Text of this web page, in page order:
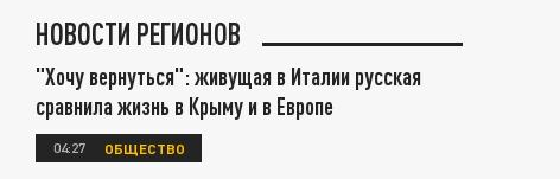
НОВОСТИ РЕГИОНОВ
"Хочу вернуться": живущая в Италии русская
сравнила жизнь в Крыму и в Европе
04:27 ОБЩЕСТВО